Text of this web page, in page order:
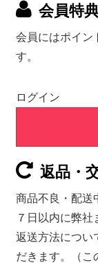
会員特
会員にはポイン
す。
ログイン
返品・
商品不良・配送
７日以内に弊社
返送方法につい
だきます。（こ